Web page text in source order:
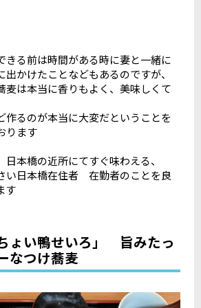
きる前は時間がある時に妻と一緒に
かけたことなどもあるのですが、
は本当に香りもよく、美味しくて
作るのが本当に大変だということを
ります
本橋の近所にてすぐ味わえる、
い日本橋在住者 在勤者のことを良
す
ょい鴨せいろ」 旨みたっ
なつけ蕎麦